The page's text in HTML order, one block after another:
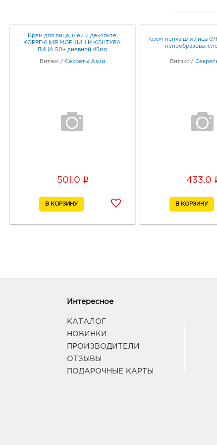
Крем для лица, шеи и декольте
КОРРЕКЦИЯ МОРЩИН И КОНТУРА
ЛИЦА 50+ дневной 45мл
Витэкс /Секреты Азии
501.0 i
Крем-пенка для лица
Витэкс /
433.0
Интересное
КАТАЛОГ
НОВИНКИ
ПРОИЗВОДИТЕЛИ
ОТЗЫВЫ
ПОДАРОЧНЫЕ КАРТЫ